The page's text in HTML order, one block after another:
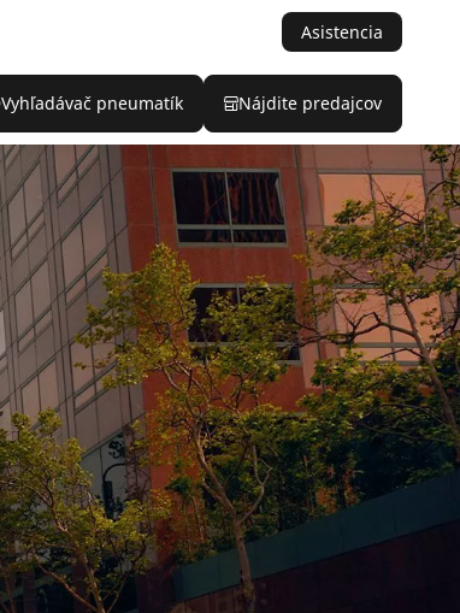
Asistencia
Vyhľadávač pneumatík Nájdite predajcov